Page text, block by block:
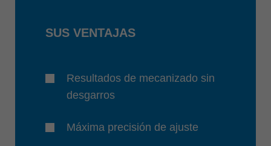
SUS VENTAJAS
Resultados de mecanizado sin
desgarros
Máxima precisión de ajuste